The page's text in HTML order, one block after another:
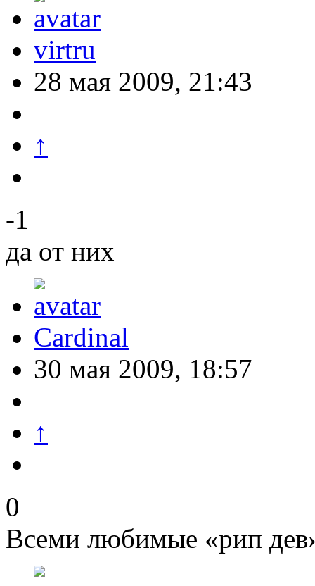
virtru
28 мая 2009, 21:43
↑
-1
да от них
Cardinal
30 мая 2009, 18:57
↑
0
Всеми любимые «рип